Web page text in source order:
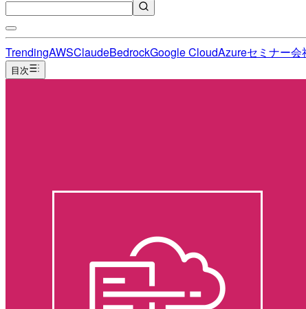
TrendingAWSClaudeBedrockGoogle CloudAzureセミナー会
目次